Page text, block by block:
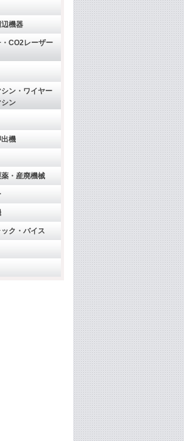
機器
CO2レーザー
ン・ワイヤー
ン
機
・産廃機械
ク・バイス